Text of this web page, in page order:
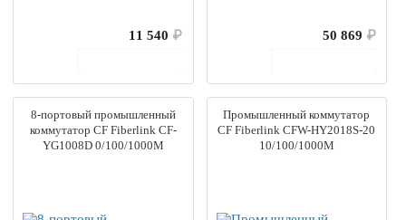
11 540 ₽
50 869 ₽
8-портовый промышленный
коммутатор CF Fiberlink CF-
YG1008D 0/100/1000M
Промышленный коммутатор
CF Fiberlink CFW-HY2018S-20
10/100/1000M